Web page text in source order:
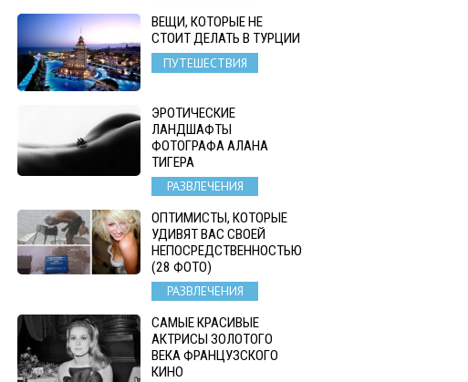
ВЕЩИ, КОТОРЫЕ НЕ
СТОИТ ДЕЛАТЬ В ТУРЦИИ
ПУТЕШЕСТВИЯ
ЭРОТИЧЕСКИЕ
ЛАНДШАФТЫ
ФОТОГРАФА АЛАНА
ТИГЕРА
РАЗВЛЕЧЕНИЯ
ОПТИМИСТЫ, КОТОРЫЕ
УДИВЯТ ВАС СВОЕЙ
НЕПОСРЕДСТВЕННОСТЬЮ
(28 ФОТО)
РАЗВЛЕЧЕНИЯ
САМЫЕ КРАСИВЫЕ
АКТРИСЫ ЗОЛОТОГО
ВЕКА ФРАНЦУЗСКОГО
КИНО